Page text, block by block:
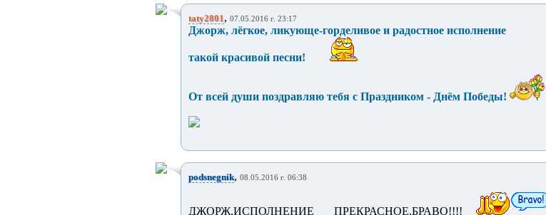
taty2801, 07.05.2016 г. 23:17
Джорж, лёгкое, ликующе-горделивое и радостное исполнение
такой красивой песни!
От всей души поздравляю тебя с Праздником - Днём Победы!
podsnegnik, 08.05.2016 г. 06:38
ДЖОРЖ,ИСПОЛНЕНИЕ ПРЕКРАСНОЕ,БРАВО!!!!